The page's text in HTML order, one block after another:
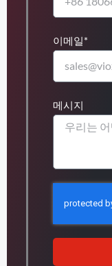
이메일*
메시지